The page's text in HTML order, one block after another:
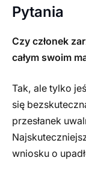
Pytania
Czy członek
całym swoim
Tak, ale tylko
się
przesłanek
wniosku o